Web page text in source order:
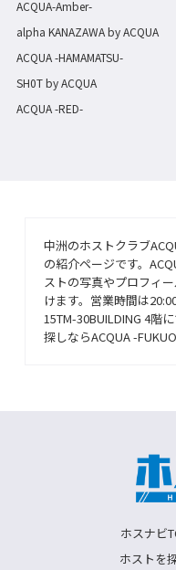
ACQUA-Amber-
alpha KANAZAWA by ACQUA
ACQUA -HAMAMATSU-
SH0T by ACQUA
ACQUA -RED-
中洲のホストクラブ
の紹介ページです。
ストの写真やプロフィ
けます。営業時間は
15TM-30BUILDING 4階
探しならACQUA -
ホスナビ
ホストを